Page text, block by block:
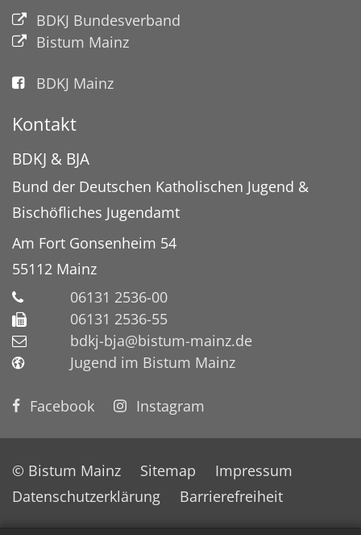
BDKJ Bundesverband
Bistum Mainz
BDKJ Mainz
Kontakt
BDKJ & BJA
Bund der Deutschen Katholischen Jugend &
Bischöfliches Jugendamt
Am Fort Gonsenheim 54
55112 Mainz
06131 2536-00
06131 2536-55
bdkj-bja@bistum-mainz.de
Jugend im Bistum Mainz
Facebook Instagram
© Bistum Mainz Sitemap
Impressum
Datenschutzerklärung
Barrierefreiheit